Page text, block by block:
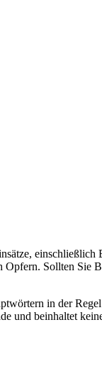
Sollten
in der
und beinhaltet